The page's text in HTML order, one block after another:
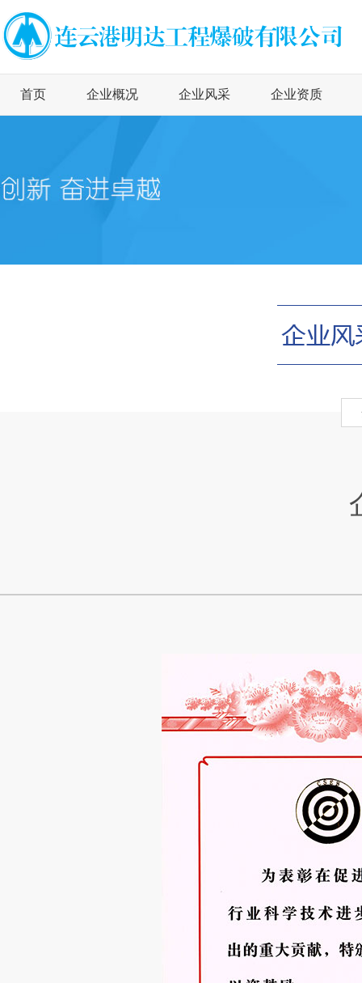
首页 企业概况 企业风采 企业资质